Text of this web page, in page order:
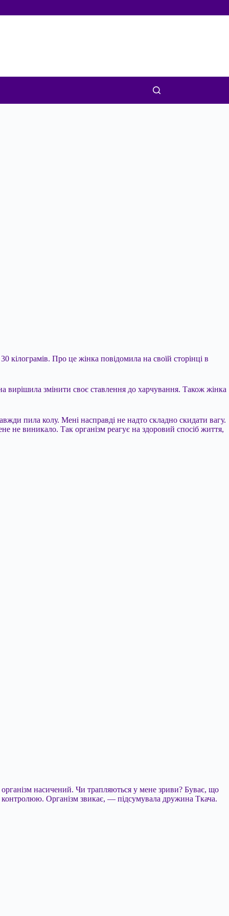
Про це жінка повідомила на своїй сторінці в
вирішила змінити своє ставлення до харчування. Також жінка
пила колу. Мені насправді не надто складно скидати вагу.
не виникало. Так організм реагує на здоровий спосіб життя,
насичений. Чи трапляються у мене зриви? Буває, що
контролюю. Організм звикає, — підсумувала дружина Ткача.